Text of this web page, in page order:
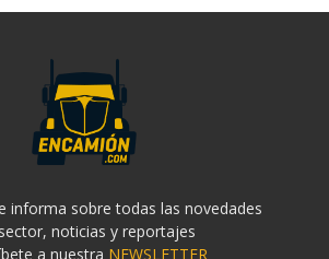
informa sobre todas las novedades
noticias y reportajes
a nuestra NEWSLETTER